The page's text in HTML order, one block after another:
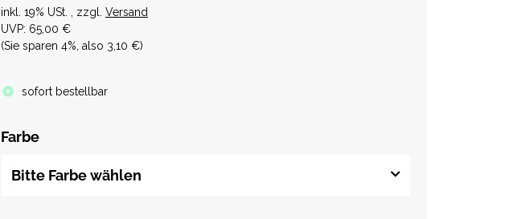
inkl. 19% USt. , zzgl. Versand
UVP: 65,00 €
(Sie sparen 4% , also 3,10 €)
sofort bestellbar
Farbe
Bitte Farbe wählen